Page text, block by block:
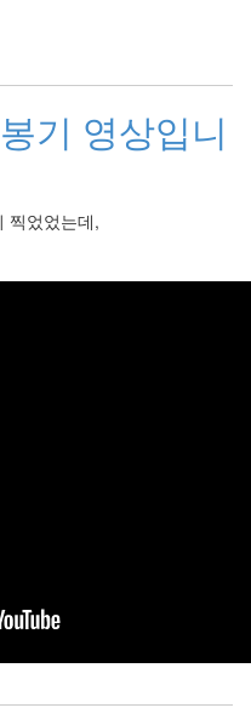
기 영상입니
찍었었는데,